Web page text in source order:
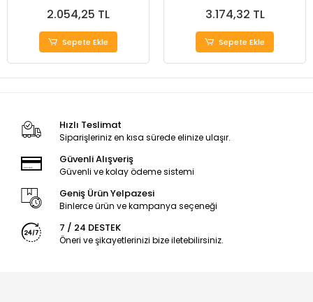
2.054,25 TL
Sepete Ekle
3.174,32 TL
Sepete Ekle
Hızlı Teslimat
Siparişleriniz en kısa sürede elinize ulaşır.
Güvenli Alışveriş
Güvenli ve kolay ödeme sistemi
Geniş Ürün Yelpazesi
Binlerce ürün ve kampanya seçeneği
7 / 24 DESTEK
Öneri ve şikayetlerinizi bize iletebilirsiniz.